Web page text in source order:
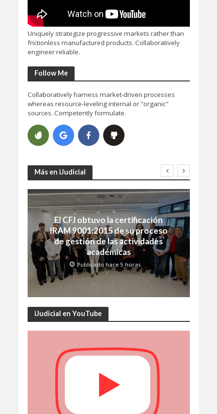
Uniquely strategize progressive markets rather than
frictionless manufactured products. Collaboratively
engineer reliable.
Follow Me
Collaboratively harness market-driven processes
whereas resource-leveling internal or "organic"
sources. Competently formulate.
Más en iJudicial
El CFJ obtuvo la certificación
IRAM 9001:2015 de su proceso
de gestión de las actividades
académicas
Publicado hace 5 horas
iJudicial en YouTube